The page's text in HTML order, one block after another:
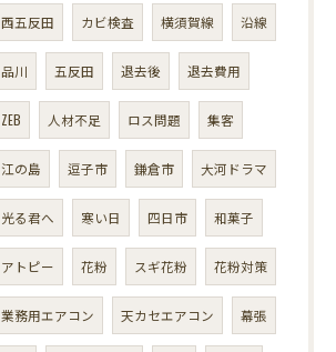
西五反田 カビ検査 横須賀線 沿線
品川 五反田 退去後 退去費用
ZEB 人材不足 ロス問題 集客
江の島 逗子市 鎌倉市 大河ドラマ
光る君へ 寒い日 四日市 和菓子
アトピー 花粉 スギ花粉 花粉対策
業務用エアコン 天カセエアコン 幕張